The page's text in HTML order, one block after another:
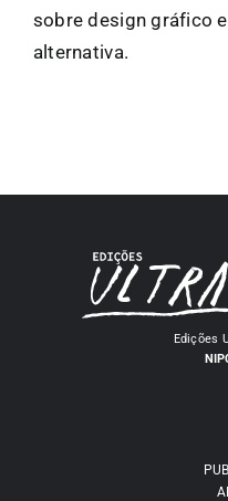
sobre design gráfico
alternativa.
Edições